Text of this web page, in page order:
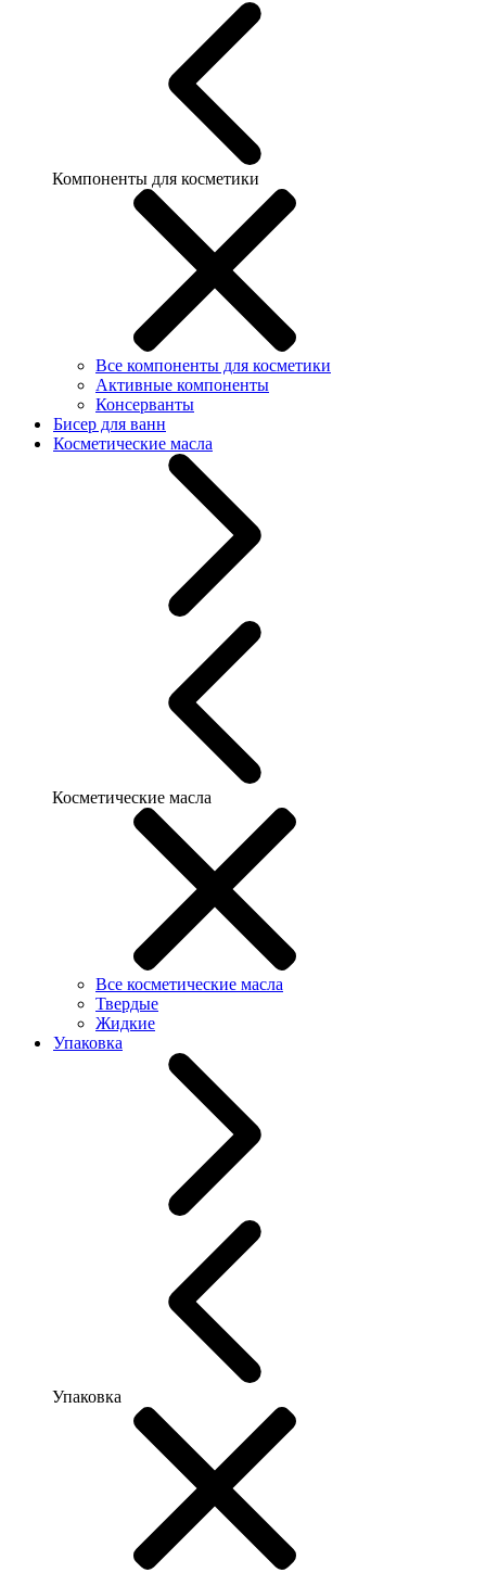
Компоненты для косметики
Все компоненты для косметики
Активные компоненты
Консерванты
Бисер для ванн
Косметические масла
Косметические масла
Все косметические масла
Твердые
Жидкие
Упаковка
Упаковка